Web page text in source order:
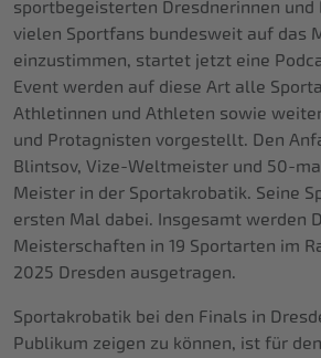
sportbegeisterten Dresdnerinnen und
vielen Sportfans bundesweit auf das
einzustimmen, startet jetzt eine
Event werden auf diese Art alle
Athletinnen und Athleten sowie
und Protagnisten vorgestellt. Den
Blintsov, Vize-Weltmeister und 50-
Meister in der Sportakrobatik. Seine
ersten Mal dabei. Insgesamt werden
Meisterschaften in 19 Sportarten im
2025 Dresden ausgetragen.
Sportakrobatik bei den Finals in
Publikum zeigen zu können, ist für